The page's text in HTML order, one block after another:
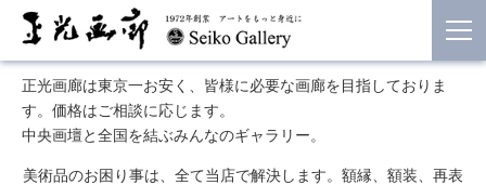
正光画廊は東京一お安く、皆様に必要な画廊を目指しておりま
す。価格はご相談に応じます。
中央画壇と全国を結ぶみんなのギャラリー。
美術品のお困り事は、全て当店で解決します。額縁、額装、再表